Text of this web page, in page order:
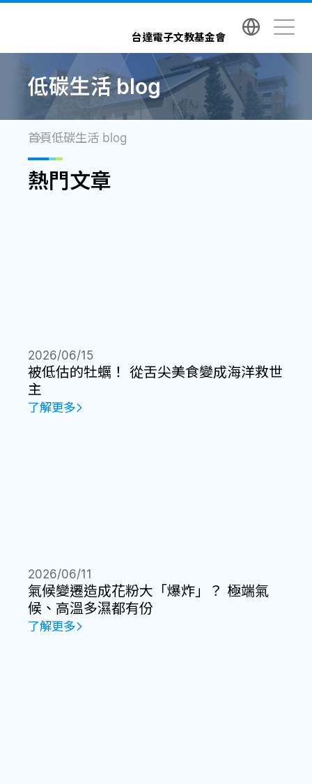
台達電子文教基金會
低碳生活 blog
首頁低碳生活 blog
熱門文章
被低估的牡蠣！ 從舌尖美食變成海洋救世
主
2026/06/15
了解更多
氣候變遷造成花粉大「爆炸」？ 極端氣
候、高溫多濕都有份
2026/06/11
了解更多